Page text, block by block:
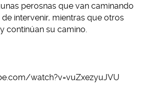
perosnas que van caminando
intervenir, mientras que otros
continúan su camino.
watch?v=vuZxezyuJVU